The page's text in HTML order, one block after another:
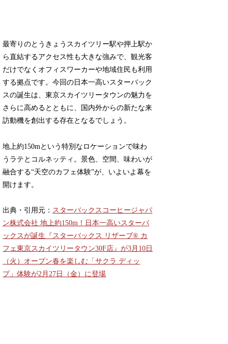
最寄りのとうきょうスカイツリー駅や押上駅か
ら直結するアクセス性も大きな強みで、観光客
だけでなくオフィスワーカーや地域住民も利用
する拠点です。今回の日本一高いスターバック
スの誕生は、東京スカイツリータウンの魅力を
さらに高めるとともに、国内外からの新たな来
訪動機を創出する存在となるでしょう。
地上約150mという特別なロケーションで味わ
うラテとコルネッティ。景色、空間、味わいが
融合する“天空のカフェ体験”が、いよいよ幕を
開けます。
出典・引用元： スターバックスコーヒージャパ
ン株式会社 地上約150m！日本一高いスターバ
ックスが誕生『スターバックス リザーブ® カ
フェ東京スカイツリータウン30F店』が3月10日
（火）オープン春を楽しむ「サクラ ディッ
プ」体験が2月27日（金）に登場